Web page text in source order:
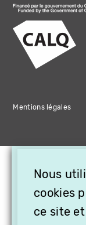
Mentions légales
Nous
cookies
ce site